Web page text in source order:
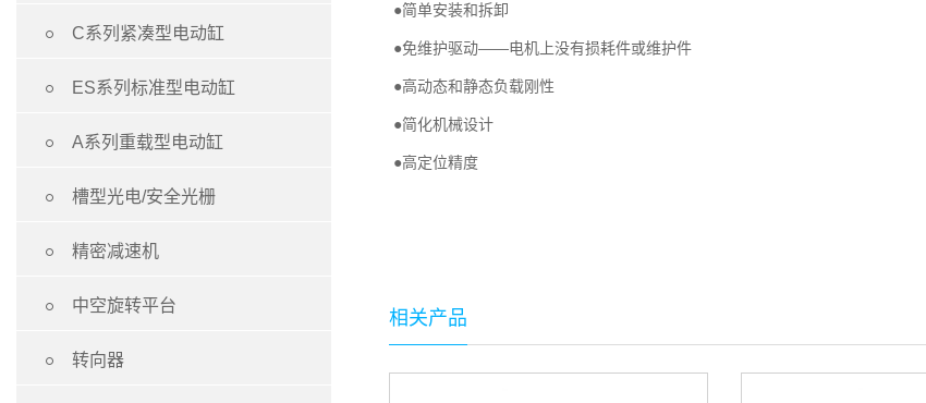
 C系列紧凑型电动缸
 ES系列标准型电动缸
 A系列重载型电动缸
 槽型光电/安全光栅
 精密减速机
 中空旋转平台
 转向器
●简单安装和拆卸
●免维护驱动——电机上没有损耗件或维护件
●高动态和静态负载刚性
●简化机械设计
●高定位精度
相关产品